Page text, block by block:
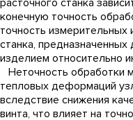
расточного станка
конечную точность
точность измерительных
станка,
изделием относительно
Неточность обработки
тепловых деформаций
вследствие снижения
винта, что влияет на